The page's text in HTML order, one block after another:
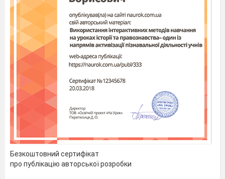
Безкоштовний сертифікат
про публікацію авторської розробки